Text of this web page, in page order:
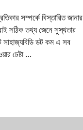
সম্পর্কে বিস্তারিত জানার
সঠিক তথ্য জেনে সুস্থতার
সাহাজ্যবিডি ডট কম এ সব
চেষ্টা …